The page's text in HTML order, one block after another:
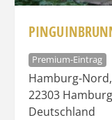
Premium-Eintrag
Hamburg-Nord,
22303 Hamburg
Deutschland